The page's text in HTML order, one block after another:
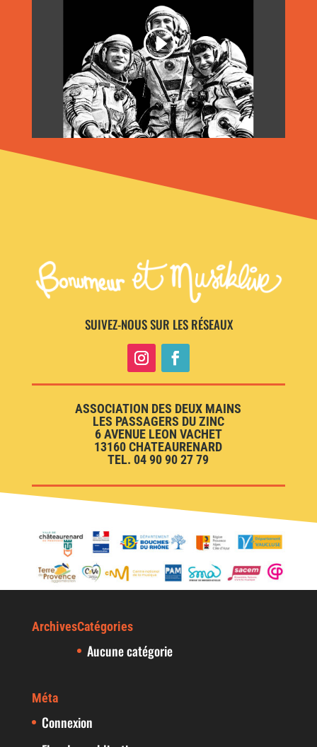
SUIVEZ-NOUS SUR LES RÉSEAUX
ASSOCIATION DES DEUX MAINS
LES PASSAGERS DU ZINC
6 AVENUE LEON VACHET
13160 CHATEAURENARD
TEL. 04 90 90 27 79
ArchivesCatégories
Aucune catégorie
Méta
Connexion